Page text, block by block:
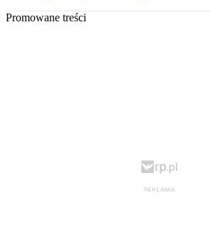
Promowane treści